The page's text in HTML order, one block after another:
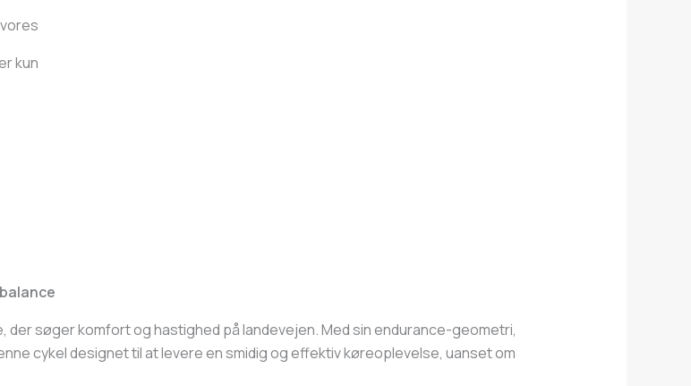
kun
søger komfort og hastighed på landevejen. Med sin endurance-geometri,
cykel designet til at levere en smidig og effektiv køreoplevelse, uanset om